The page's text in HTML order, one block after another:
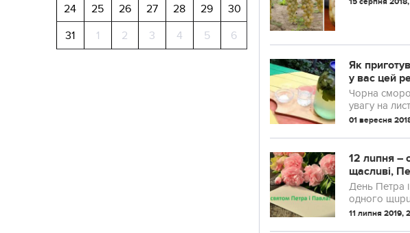
24
25 26 27 28 29
30
31
1 2 3 4 5 6
Як
у вас цей
Чорна
увагу на
01 вересня
12 лuпня –
щаслuві,
День Петра
одного
11 липня 2019,